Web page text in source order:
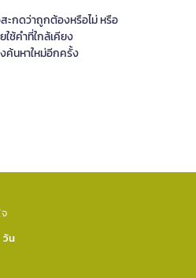
ะกดว่าถูกต้องหรือไม่ หรือ
ใช้คำที่ใกล้เคียง
ค้นหาใหม่อีกครั้ง
วัน